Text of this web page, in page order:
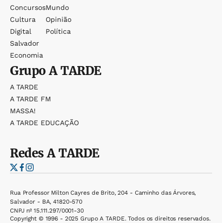
Concursos
Cultura
Digital
Salvador
Economia
Mundo
Opinião
Política
GrupoA TARDE
A TARDE
A TARDE FM
MASSA!
A TARDE EDUCAÇÃO
RedesA TARDE
Rua Professor Milton Cayres de Brito, 204 - Caminho das Árvores,
Salvador - BA, 41820-570
CNPJ nº 15.111.297/0001-30
Copyright © 1996 - 2025 Grupo A TARDE. Todos os direitos reservados.